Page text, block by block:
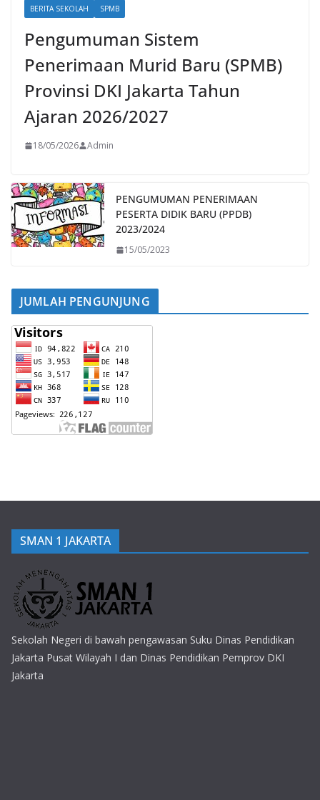
BERITA SEKOLAH SPMB
Pengumuman Sistem
Penerimaan Murid Baru (SPMB)
Provinsi DKI Jakarta Tahun
Ajaran 2026/2027
18/05/2026 Admin
PENGUMUMAN PENERIMAAN
PESERTA DIDIK BARU (PPDB)
2023/2024
15/05/2023
JUMLAH PENGUNJUNG
SMAN 1 JAKARTA
Sekolah Negeri di bawah pengawasan Suku Dinas Pendidikan
Jakarta Pusat Wilayah I dan Dinas Pendidikan Pemprov DKI
Jakarta